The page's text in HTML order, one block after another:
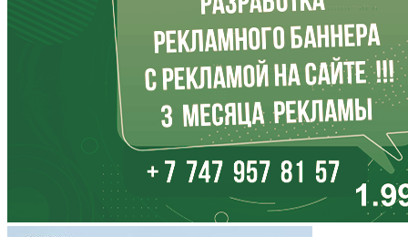
Кабардино-Балкария
Калининградская область
Калмыкия
Калужская область
Камчатский край
Карачаево-Черкесия